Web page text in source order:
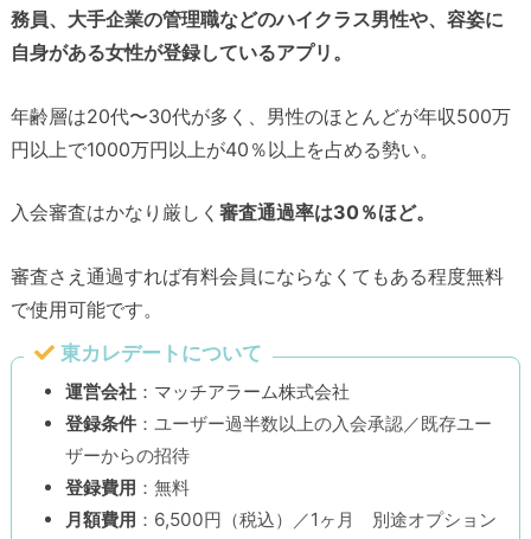
務員、大手企業の管理職などのハイクラス男性や、容姿に
自身がある女性が登録しているアプリ。
年齢層は20代〜30代が多く、男性のほとんどが年収500万
円以上で1000万円以上が40％以上を占める勢い。
入会審査はかなり厳しく 審査通過率は30％ほど。
審査さえ通過すれば有料会員にならなくてもある程度無料
で使用可能です。
東カレデートについて
運営会社 ：マッチアラーム株式会社
登録条件 ：ユーザー過半数以上の入会承認／既存ユー
ザーからの招待
登録費用 ：無料
月額費用 ：6,500円（税込）／1ヶ月 別途オプション